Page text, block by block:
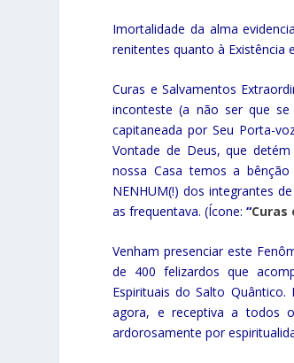
Imortalidade da alma
renitentes quanto à Existência
Curas e Salvamentos
inconteste (a não ser que
capitaneada por Seu Porta-
Vontade de Deus, que
nossa Casa temos a
NENHUM(!) dos integrantes
as frequentava. (Ícone:“Curas
Venham presenciar este
de 400 felizardos que
Espirituais do Salto
agora, e receptiva a todos
ardorosamente por